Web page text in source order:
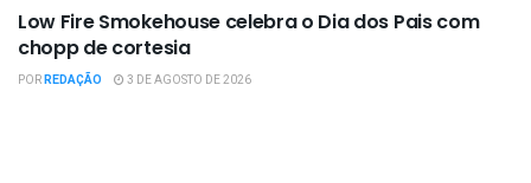
Low Fire Smokehouse celebra o Dia dos Pais com
chopp de cortesia
PORREDAÇÃO 3 DE AGOSTO DE 2026